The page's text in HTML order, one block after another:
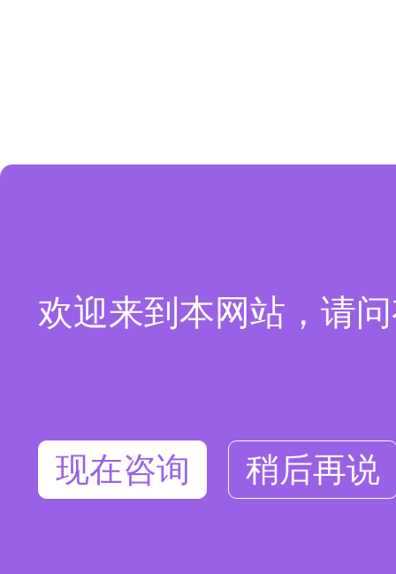
欢迎来到本网站，请
现在咨询 稍后再说